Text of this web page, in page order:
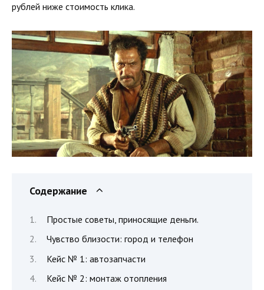
рублей ниже стоимость клика.
Содержание
Простые советы, приносящие деньги.
Чувство близости: город и телефон
Кейс № 1: автозапчасти
Кейс № 2: монтаж отопления